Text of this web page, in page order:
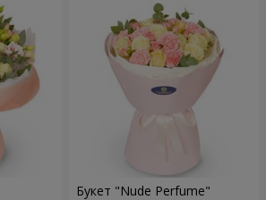
Букет "Nude Perfume"